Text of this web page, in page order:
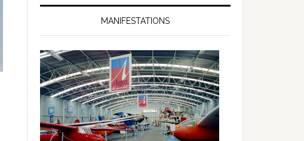
MANIFESTATIONS